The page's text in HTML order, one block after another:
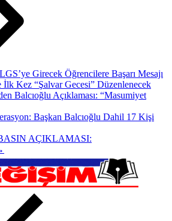
Girecek Öğrencilere Başarı Mesajı
İlk Kez “Şalvar Gecesi” Düzenlenecek
Balcıoğlu Açıklaması: “Masumiyet
Başkan Balcıoğlu Dahil 17 Kişi
AÇIKLAMASI: